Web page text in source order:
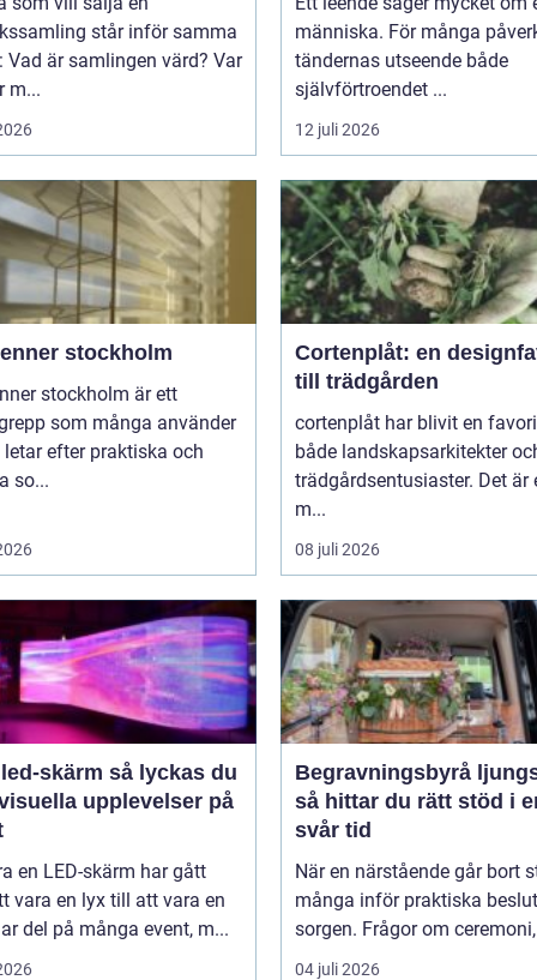
står inför samma
Vad är samlingen värd? Var
m...
människa. För många
tändernas utseende både
självförtroendet ...
12 juli 2026
stockholm
stockholm är ett
som många använder
letar efter praktiska och
so...
Cortenplåt: en
till trädgården
cortenplåt har blivit en
både landskapsarkitekter
trädgårdsentusiaster. Det är
m...
08 juli 2026
så lyckas du
upplevelser på
en LED-skärm har gått
vara en lyx till att vara en
del på många event, m...
Begravningsbyrå
så hittar du rätt stöd i
svår tid
När en närstående går bort
många inför praktiska
sorgen. Frågor om
04 juli 2026